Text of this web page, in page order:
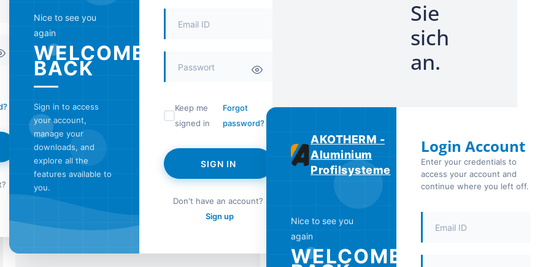
Nice to see you
again
WELCOME
BACK
Sign in to access
your account,
manage your
downloads, and
explore all the
features available to
you.
Keep me
signed in
Forgot
password?
SIGN IN
Don't have an account?
Sign up
Sie
sich
an.
AKOTHERM -
Aluminium
Profilsysteme
Nice to see you
again
WELCOME
Login Account
Enter your credentials to
access your account and
continue where you left off.